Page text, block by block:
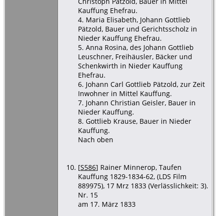
Kauffung Ehefrau.
4. Maria Elisabeth, Johann Gottlieb
Pätzold, Bauer und Gerichtsscholz in
Nieder Kauffung Ehefrau.
5. Anna Rosina, des Johann Gottlieb
Leuschner, Freihäusler, Bäcker und
Schenkwirth in Nieder Kauffung
Ehefrau.
6. Johann Carl Gottlieb Pätzold, zur Zeit
Inwohner in Mittel Kauffung.
7. Johann Christian Geisler, Bauer in
Nieder Kauffung.
8. Gottlieb Krause, Bauer in Nieder
Kauffung.
Nach oben
[S586] Rainer Minnerop, Taufen
Kauffung 1829-1834-62, (LDS Film
889975), 17 Mrz 1833 (Verlässlichkeit: 3).
Nr. 15
am 17. März 1833